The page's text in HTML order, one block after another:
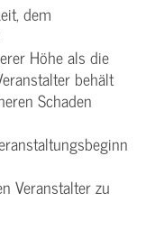
dem
Höhe als die
behält
Schaden
Veranstalter zu